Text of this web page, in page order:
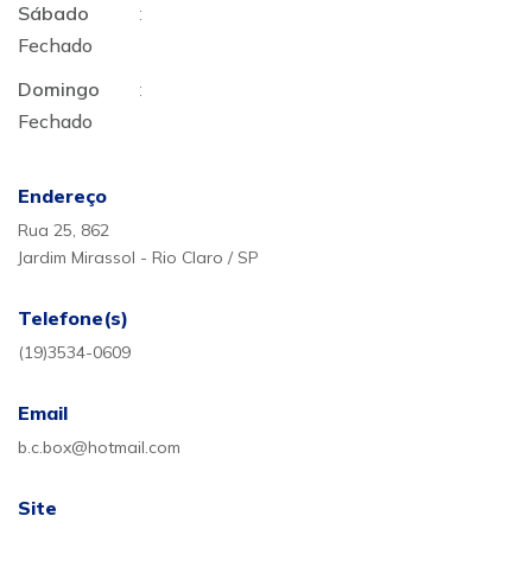
Sábado
:
Fechado
Domingo
:
Fechado
Endereço
Rua 25, 862
Jardim Mirassol - Rio Claro / SP
Telefone(s)
(19)3534-0609
Email
b.c.box@hotmail.com
Site